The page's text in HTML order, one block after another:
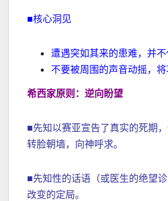
■核心洞见
遭遇突如其来的患难，并不
不要被周围的声音动摇，将
希西家原则：逆向盼望
■先知以赛亚宣告了真实的死期
转脸朝墙，向神呼求。
■先知性的话语（或医生的绝望
改变的定局。